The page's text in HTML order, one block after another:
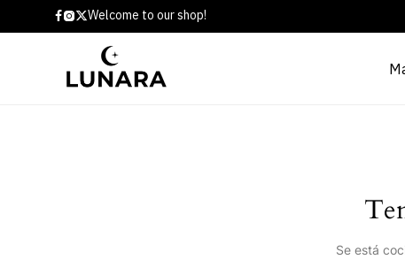
Welcome to our shop!
Se está